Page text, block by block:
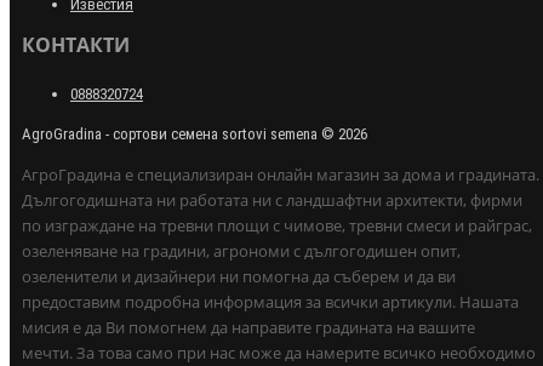
Известия
КОНТАКТИ
0888320724
AgroGradina - сортови семена sortovi semena © 2026
АгроГрадина е специализиран онлайн магазин за дома и градината.
Дългогодишната ни работата ни с ландшафтни архитекти, фирми
по изграждане на тревни площи с чимове, тревни смеси и райграс,
озеленяване на градини, агрономи с дългогодишен опит,
озеленители и дизайнери ни помогна да съберем и да ви
предоставим подробна информация за всички артикули. Нашата
мисия е да Ви помогнем да направите градината на вашите
мечти. За това само при нас може да намерите всичко необходимо